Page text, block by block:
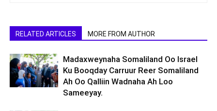
RELATED ARTICLES MORE FROM AUTHOR
Madaxweynaha Somaliland Oo Israel
Ku Booqday Carruur Reer Somaliland
Ah Oo Qalliin Wadnaha Ah Loo
Sameeyay.